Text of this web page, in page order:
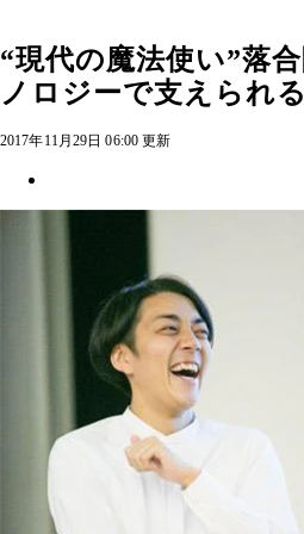
“現代の魔法使い”落
ノロジーで支えられ
2017年11月29日 06:00 更新